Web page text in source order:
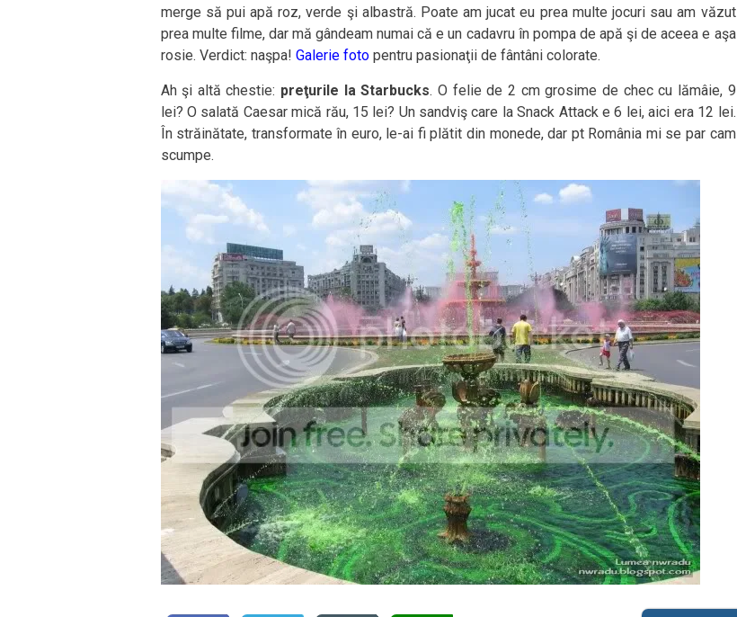
merge să pui apă roz, verde şi albastră. Poate am jucat eu prea multe jocuri sau am văzut
prea multe filme, dar mă gândeam numai că e un cadavru în pompa de apă şi de aceea e aşa
rosie. Verdict: naşpa! Galerie fotopentru pasionaţii de fântâni colorate.
Ah şi altă chestie: preţurile la Starbucks. O felie de 2 cm grosime de chec cu lămâie, 9
lei? O salată Caesar mică rău, 15 lei? Un sandviş care la Snack Attack e 6 lei, aici era 12 lei.
În străinătate, transformate în euro, le-ai fi plătit din monede, dar pt România mi se par cam
scumpe.